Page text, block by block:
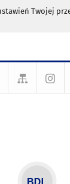
Twojej